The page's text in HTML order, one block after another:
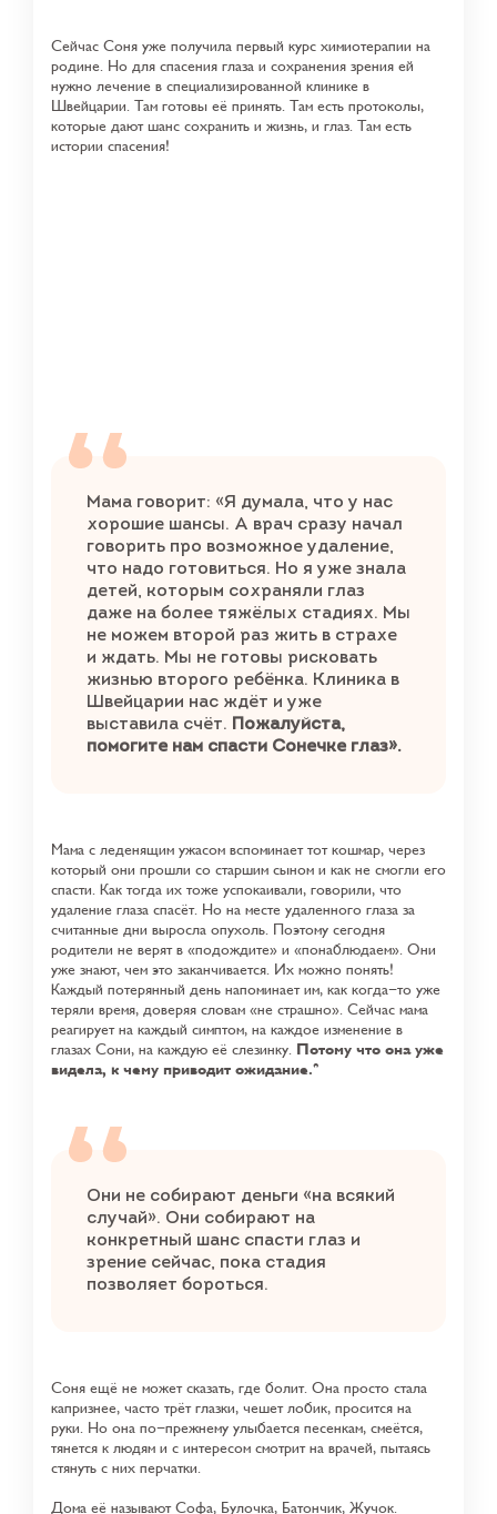
Сейчас Соня уже получила первый курс химиотерапии на
родине. Но для спасения глаза и сохранения зрения ей
нужно лечение в специализированной клинике в
Швейцарии. Там готовы её принять. Там есть протоколы,
которые дают шанс сохранить и жизнь, и глаз. Там есть
истории спасения!
Мама говорит: «Я думала, что у нас
хорошие шансы. А врач сразу начал
говорить про возможное удаление,
что надо готовиться. Но я уже знала
детей, которым сохраняли глаз
даже на более тяжёлых стадиях. Мы
не можем второй раз жить в страхе
и ждать. Мы не готовы рисковать
жизнью второго ребёнка. Клиника в
Швейцарии нас ждёт и уже
выставила счёт. Пожалуйста,
помогите нам спасти Сонечке глаз».
Мама с леденящим ужасом вспоминает тот кошмар, через
который они прошли со старшим сыном и как не смогли его
спасти. Как тогда их тоже успокаивали, говорили, что
удаление глаза спасёт. Но на месте удаленного глаза за
считанные дни выросла опухоль. Поэтому сегодня
родители не верят в «подождите» и «понаблюдаем». Они
уже знают, чем это заканчивается. Их можно понять!
Каждый потерянный день напоминает им, как когда-то уже
теряли время, доверяя словам «не страшно». Сейчас мама
реагирует на каждый симптом, на каждое изменение в
глазах Сони, на каждую её слезинку. Потому что она уже
видела, к чему приводит ожидание.
Они не собирают деньги «на всякий
случай». Они собирают на
конкретный шанс спасти глаз и
зрение сейчас, пока стадия
позволяет бороться.
Соня ещё не может сказать, где болит. Она просто стала
капризнее, часто трёт глазки, чешет лобик, просится на
руки. Но она по-прежнему улыбается песенкам, смеётся,
тянется к людям и с интересом смотрит на врачей, пытаясь
стянуть с них перчатки.
Дома её называют Софа, Булочка, Батончик, Жучок.